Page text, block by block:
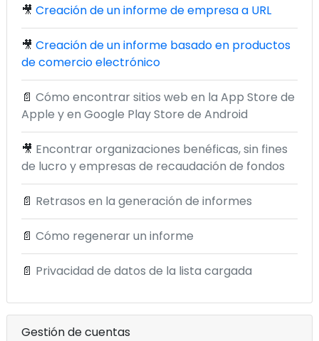
🎥 Creación de un informe de empresa a URL
🎥 Creación de un informe basado en productos
de comercio electrónico
📄 Cómo encontrar sitios web en la App Store de
Apple y en Google Play Store de Android
🎥 Encontrar organizaciones benéficas, sin fines
de lucro y empresas de recaudación de fondos
📄 Retrasos en la generación de informes
📄 Cómo regenerar un informe
📄 Privacidad de datos de la lista cargada
Gestión de cuentas